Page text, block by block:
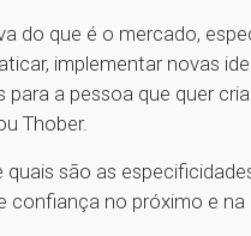
do que é o mercado,
implementar novas
para a pessoa que quer
Thober.
são as
confiança no próximo e